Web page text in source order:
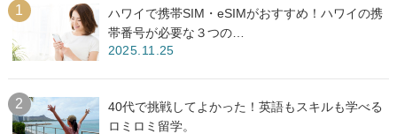
ハワイで携帯SIM・eSIMがおすすめ！ハワイの携
帯番号が必要な３つの…
2025.11.25
40代で挑戦してよかった！英語もスキルも学べる
ロミロミ留学。